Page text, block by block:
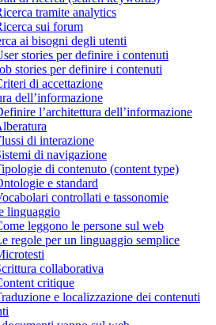
tramite analytics
sui forum
ai bisogni degli utenti
stories per definire i contenuti
stories per definire i contenuti
di accettazione
dell’informazione
l’architettura dell’informazione
di interazione
di navigazione
di contenuto (content type)
e standard
controllati e tassonomie
linguaggio
leggono le persone sul web
regole per un linguaggio semplice
collaborativa
critique
e localizzazione dei contenuti